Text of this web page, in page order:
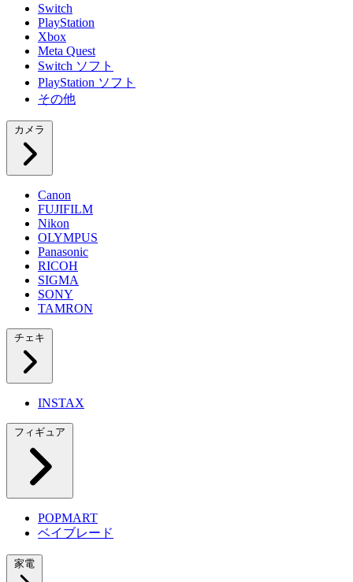
Switch
PlayStation
Xbox
Meta Quest
Switch ソフト
PlayStation ソフト
その他
カメラ
Canon
FUJIFILM
Nikon
OLYMPUS
Panasonic
RICOH
SIGMA
SONY
TAMRON
チェキ
INSTAX
フィギュア
POPMART
ベイブレード
家電